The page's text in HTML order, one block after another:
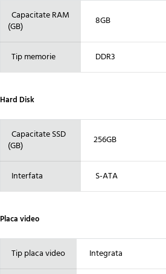
Capacitate RAM
(GB)
8GB
Tip memorie DDR3
Hard Disk
Capacitate SSD
(GB)
256GB
Interfata S-ATA
Placa video
Tip placa video Integrata